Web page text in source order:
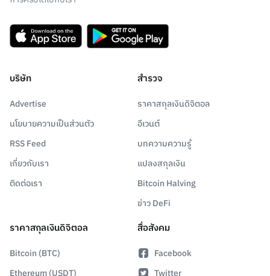
บริษัท
Advertise
นโยบายความเป็นส่วนตัว
RSS Feed
เกี่ยวกับเรา
ติดต่อเรา
สำรวจ
ราคาสกุลเงินดิจิตอล
อีเวนต์
บทความความรู้
แปลงสกุลเงิน
Bitcoin Halving
ข่าว DeFi
ราคาสกุลเงินดิจิตอล
Bitcoin (BTC)
Ethereum (USDT)
สื่อสังคม
Facebook
Twitter